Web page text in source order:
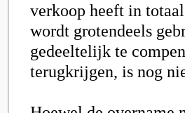
verkoop heeft in
wordt grotendeels
gedeeltelijk te
terugkrijgen, is nog